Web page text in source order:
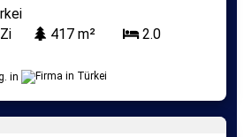
417 m²
2.0
in